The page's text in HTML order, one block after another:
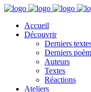
Accueil
Découvrir
Derniers
Derniers
Auteurs
Textes
Réactions
Ateliers